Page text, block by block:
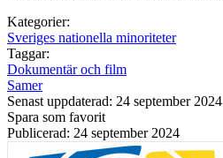
Kategorier:
Sveriges nationella minoriteter
Taggar:
Dokumentär och film
Samer
Senast uppdaterad: 24 september 2024
Spara som favorit
Publicerad: 24 september 2024